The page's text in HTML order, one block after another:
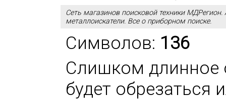
Сеть магазинов поисковой техники
металлоискатели. Все о приборном поиске.
Символов: 136
Слишком длинное
будет обрезаться